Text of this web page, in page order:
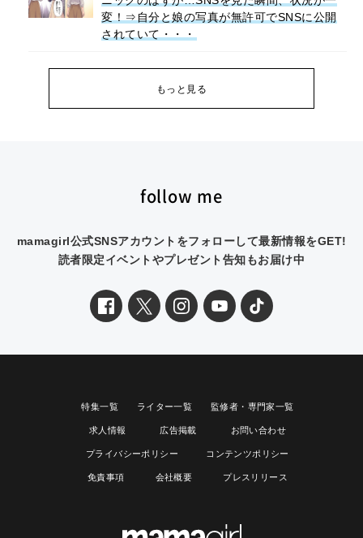
変！⇒自分と娘の写真が無許可でSNSに公開
されていて・・・
もっと見る
follow me
mamagirl公式SNSアカウントをフォローして最新情報をGET!
読者限定イベントやプレゼント告知もお届け中
特集一覧 ライター一覧 監修者・専門家一覧
求人情報 広告掲載 お問い合わせ
プライバシーポリシー コンテンツポリシー
免責事項 会社概要 プレスリリース